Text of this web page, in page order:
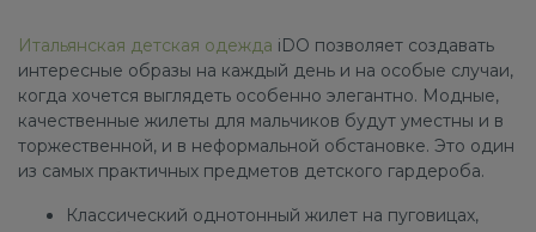
Итальянская детская одежда iDO позволяет создавать
интересные образы на каждый день и на особые случаи,
когда хочется выглядеть особенно элегантно. Модные,
качественные жилеты для мальчиков будут уместны и в
торжественной, и в неформальной обстановке. Это один
из самых практичных предметов детского гардероба.
Классический однотонный жилет на пуговицах,